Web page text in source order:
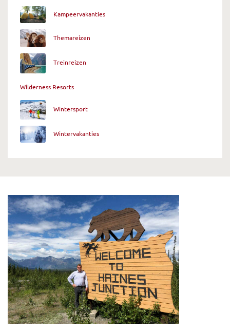
Kampeervakanties
Themareizen
Treinreizen
Wilderness Resorts
Wintersport
Wintervakanties